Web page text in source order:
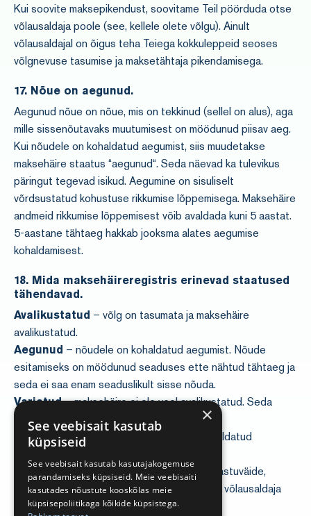
Kui soovite maksepikendust, soovitame Teil pöörduda otse
võlausaldaja poole (see, kellele olete võlgu). Ainult
võlausaldajal on õigus teha Teiega kokkuleppeid seoses
võlgnevuse tasumise ja maksetähtaja pikendamisega.
17. Nõue on aegunud.
Aegunud nõue on nõue, mis on tekkinud (sellel on alus), aga
mille sissenõutavaks muutumisest on möödunud piisav aeg.
Kui nõudele on kohaldatud aegumist, siis muudetakse
maksehäire staatus “aegunud“. Seda näevad ka tulevikus
päringut tegevad isikud. Aegumine on sisuliselt
võrdsustatud kohustuse rikkumise lõppemisega. Maksehäire
andmeid rikkumise lõppemisest võib avaldada kuni 5 aastat.
5-aastane tähtaeg hakkab jooksma alates aegumise
kohaldamisest.
18. Mida maksehäireregistris erinevad staatused
tähendavad.
Avalikustatud – võlg on tasumata ja maksehäire
avalikustatud.
Aegunud – nõudele on kohaldatud aegumist. Nõude
esitamiseks on möödunud seaduses ette nähtud tähtaeg ja
seda ei saa enam seaduslikult sisse nõuda.
Varjatud– maksehäire ei ole veel avalikustatud. Seda
näed sina ja võlausaldaja.
Lahendatud – võlg on tasutud või on kohaldatud
aegumist.
Vaidlustatud– nõude osas on esitatud vastuväide,
esitatud väited vajavad kontrollimist (nt pole võlausaldaja
edastanud selgitusi, alusdokumente jne).
×
See veebisait kasutab
küpsiseid
See veebisait kasutab kasutajakogemuse
parandamiseks küpsiseid. Meie veebisaiti
kasutades nõustute kooskõlas meie
küpsisepoliitikaga kõikide küpsistega.